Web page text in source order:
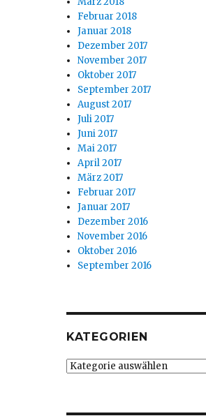
Februar 2018
Januar 2018
Dezember 2017
November 2017
Oktober 2017
September 2017
August 2017
Juli 2017
Juni 2017
Mai 2017
April 2017
März 2017
Februar 2017
Januar 2017
Dezember 2016
November 2016
Oktober 2016
September 2016
KATEGORIEN
Kategorien